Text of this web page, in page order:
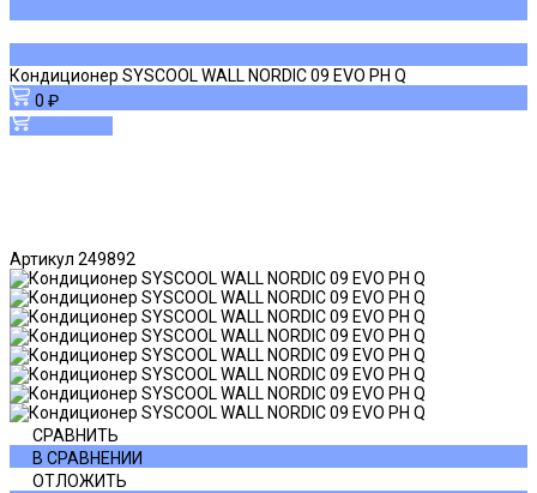
Кондиционер SYSCOOL WALL NORDIC 09 EVO PH Q
0 ₽
Артикул 249892
СРАВНИТЬ
В СРАВНЕНИИ
ОТЛОЖИТЬ